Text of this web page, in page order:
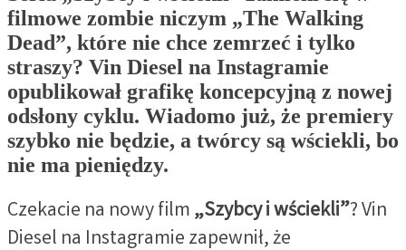
filmowe zombie niczym „The Walking
Dead”, które nie chce zemrzeć i tylko
straszy? Vin Diesel na Instagramie
opublikował grafikę koncepcyjną z nowej
odsłony cyklu. Wiadomo już, że premiery
szybko nie będzie, a twórcy są wściekli, bo
nie ma pieniędzy.
Czekacie na nowy film„Szybcy i wściekli”? Vin
Diesel na Instagramie zapewnił, że